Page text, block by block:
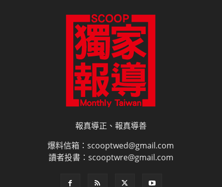
報真導正、報真導善
爆料信箱：scooptwed@gmail.com
讀者投書：scooptwre@gmail.com